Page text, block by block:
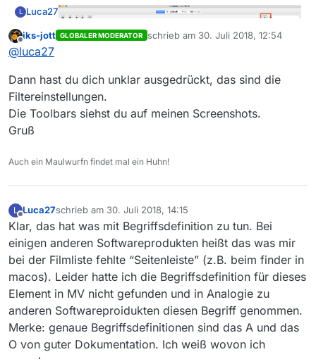
L Luca27
alle bisherigen Funktionen abgedeckt sind weiß ich
noch nicht. Das ganze liegt also an dem radikalen UI
Redesign in MV 3.1. Die Platzierung und dias Design
des Buttons ist allerdings fragwürdig.
Offline
iks-jott GLOBALER MODERATOR schrieb am 30. Juli 2018, 12:54
zuletzt editiert von
@luca27
Dann hast du dich unklar ausgedrückt, das sind die
Filtereinstellungen.
Die Toolbars siehst du auf meinen Screenshots.
Gruß
Auch ein Maulwurfn findet mal ein Huhn!
L
Offline
Luca27schrieb am 30. Juli 2018, 14:15
zuletzt editiert von
Klar, das hat was mit Begriffsdefinition zu tun. Bei
einigen anderen Softwareprodukten heißt das was mir
bei der Filmliste fehlte “Seitenleiste” (z.B. beim finder in
macos). Leider hatte ich die Begriffsdefinition für dieses
Element in MV nicht gefunden und in Analogie zu
anderen Softwareproidukten diesen Begriff genommen.
Merke: genaue Begriffsdefinitionen sind das A und das
O von guter Dokumentation. Ich weiß wovon ich